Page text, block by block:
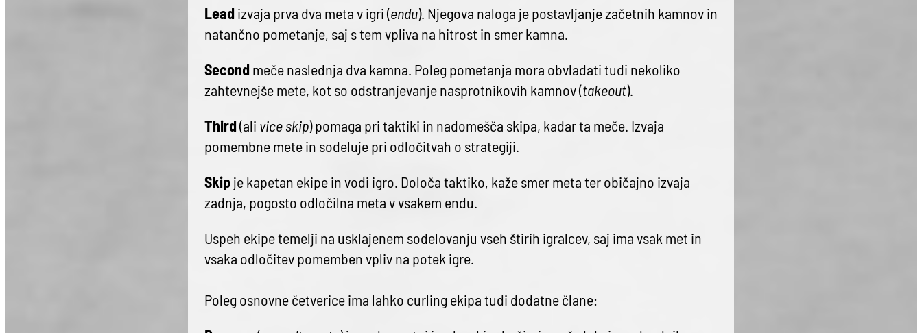
Leadizvaja prva dva meta v igri (endu). Njegova naloga je postavljanje začetnih kamnov in
natančno pometanje, saj s tem vpliva na hitrost in smer kamna.
Secondmeče naslednja dva kamna. Poleg pometanja mora obvladati tudi nekoliko
zahtevnejše mete, kot so odstranjevanje nasprotnikovih kamnov (takeout).
Third(ali vice skip) pomaga pri taktiki in nadomešča skipa, kadar ta meče. Izvaja
pomembne mete in sodeluje pri odločitvah o strategiji.
Skipje kapetan ekipe in vodi igro. Določa taktiko, kaže smer meta ter običajno izvaja
zadnja, pogosto odločilna meta v vsakem endu.
Uspeh ekipe temelji na usklajenem sodelovanju vseh štirih igralcev, saj ima vsak met in
vsaka odločitev pomemben vpliv na potek igre.
Poleg osnovne četverice ima lahko curling ekipa tudi dodatne člane: